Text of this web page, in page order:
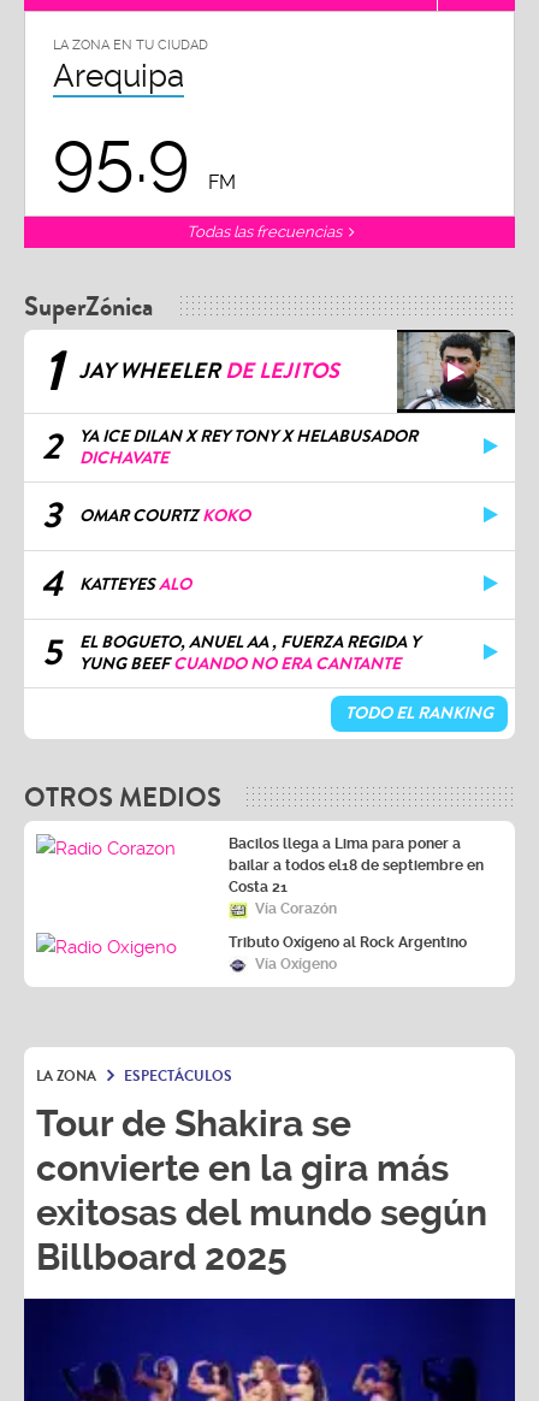
LA ZONA EN TU CIUDAD
Arequipa
95.9 FM
Todas las frecuencias
SuperZónica
1 JAY WHEELERDE LEJITOS
2
YA ICE DILAN X REY TONY X HELABUSADOR
DICHAVATE
3 OMAR COURTZKOKO
4 KATTEYESALO
5
EL BOGUETO, ANUEL AA , FUERZA REGIDA Y
YUNG BEEFCUANDO NO ERA CANTANTE
TODO EL RANKING
OTROS MEDIOS
Bacilos llega a Lima para poner a
bailar a todos el18 de septiembre en
Costa 21
Vía Corazón
Tributo Oxígeno al Rock Argentino
Vía Oxígeno
LA ZONA ESPECTÁCULOS
Tour de Shakira se
convierte en la gira más
exitosas del mundo según
Billboard 2025